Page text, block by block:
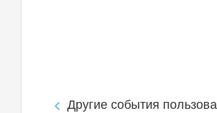
Другие события